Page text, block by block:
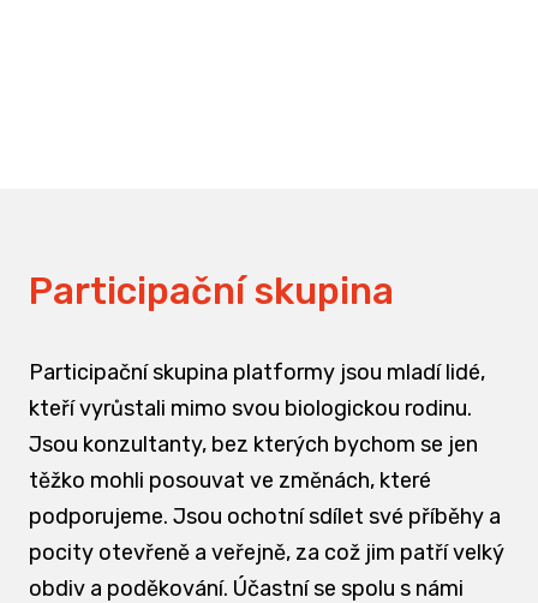
Participační skupina
Participační skupina platformy jsou mladí lidé,
kteří vyrůstali mimo svou biologickou rodinu.
Jsou konzultanty, bez kterých bychom se jen
těžko mohli posouvat ve změnách, které
podporujeme. Jsou ochotní sdílet své příběhy a
pocity otevřeně a veřejně, za což jim patří velký
obdiv a poděkování. Účastní se spolu s námi